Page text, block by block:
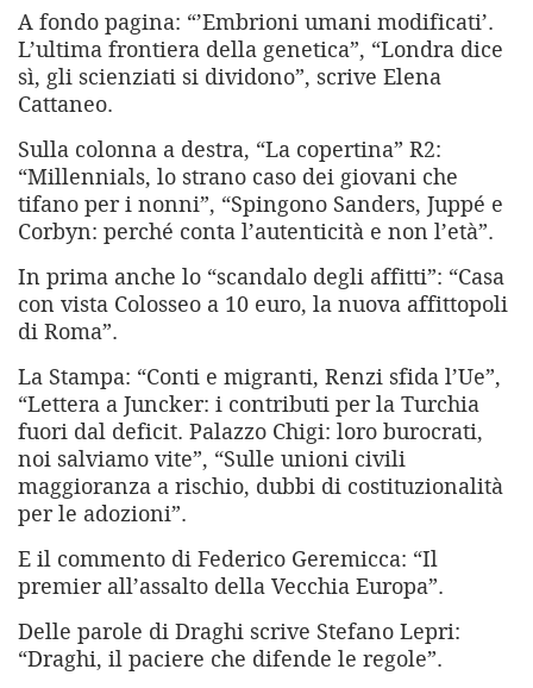
A fondo pagina: “’Embrioni umani modificati’.
L’ultima frontiera della genetica”, “Londra dice
sì, gli scienziati si dividono”, scrive Elena
Cattaneo.
Sulla colonna a destra, “La copertina” R2:
“Millennials, lo strano caso dei giovani che
tifano per i nonni”, “Spingono Sanders, Juppé e
Corbyn: perché conta l’autenticità e non l’età”.
In prima anche lo “scandalo degli affitti”: “Casa
con vista Colosseo a 10 euro, la nuova affittopoli
di Roma”.
La Stampa: “Conti e migranti, Renzi sfida l’Ue”,
“Lettera a Juncker: i contributi per la Turchia
fuori dal deficit. Palazzo Chigi: loro burocrati,
noi salviamo vite”, “Sulle unioni civili
maggioranza a rischio, dubbi di costituzionalità
per le adozioni”.
E il commento di Federico Geremicca: “Il
premier all’assalto della Vecchia Europa”.
Delle parole di Draghi scrive Stefano Lepri:
“Draghi, il paciere che difende le regole”.